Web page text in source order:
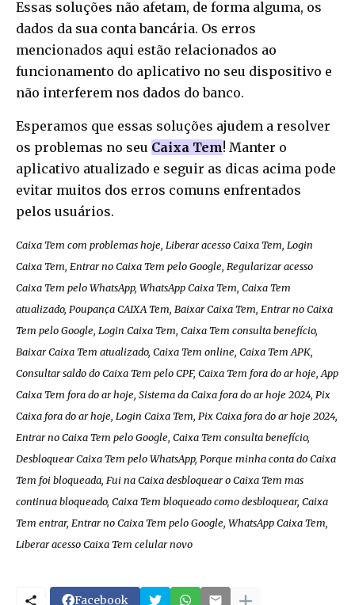
Essas soluções não afetam, de forma alguma, os
dados da sua conta bancária. Os erros
mencionados aqui estão relacionados ao
funcionamento do aplicativo no seu dispositivo e
não interferem nos dados do banco.
Esperamos que essas soluções ajudem a resolver
os problemas no seu Caixa Tem! Manter o
aplicativo atualizado e seguir as dicas acima pode
evitar muitos dos erros comuns enfrentados
pelos usuários.
Caixa Tem com problemas hoje, Liberar acesso Caixa Tem, Login
Caixa Tem, Entrar no Caixa Tem pelo Google, Regularizar acesso
Caixa Tem pelo WhatsApp, WhatsApp Caixa Tem, Caixa Tem
atualizado, Poupança CAIXA Tem, Baixar Caixa Tem, Entrar no Caixa
Tem pelo Google, Login Caixa Tem, Caixa Tem consulta benefício,
Baixar Caixa Tem atualizado, Caixa Tem online, Caixa Tem APK,
Consultar saldo do Caixa Tem pelo CPF, Caixa Tem fora do ar hoje, App
Caixa Tem fora do ar hoje, Sistema da Caixa fora do ar hoje 2024, Pix
Caixa fora do ar hoje, Login Caixa Tem, Pix Caixa fora do ar hoje 2024,
Entrar no Caixa Tem pelo Google, Caixa Tem consulta benefício,
Desbloquear Caixa Tem pelo WhatsApp, Porque minha conta do Caixa
Tem foi bloqueada, Fui na Caixa desbloquear o Caixa Tem mas
continua bloqueado, Caixa Tem bloqueado como desbloquear, Caixa
Tem entrar, Entrar no Caixa Tem pelo Google, WhatsApp Caixa Tem,
Liberar acesso Caixa Tem celular novo
Facebook